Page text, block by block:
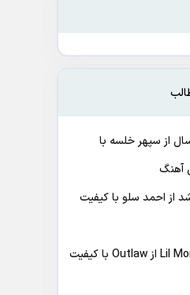
از سپهر خلسه با
از احمد سلو با کیفیت
دانلود آهنگ Lil Mommy از Outlaw با کیفیت